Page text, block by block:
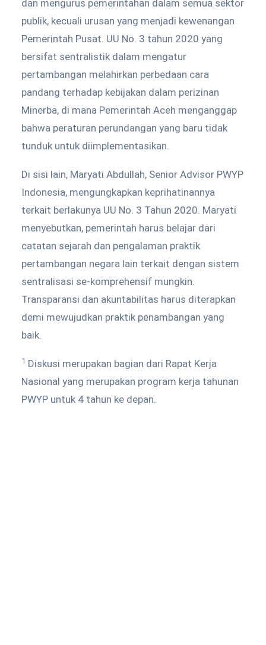
dan mengurus pemerintahan dalam semua sektor
publik, kecuali urusan yang menjadi kewenangan
Pemerintah Pusat. UU No. 3 tahun 2020 yang
bersifat sentralistik dalam mengatur
pertambangan melahirkan perbedaan cara
pandang terhadap kebijakan dalam perizinan
Minerba, di mana Pemerintah Aceh menganggap
bahwa peraturan perundangan yang baru tidak
tunduk untuk diimplementasikan.
Di sisi lain, Maryati Abdullah, Senior Advisor PWYP
Indonesia, mengungkapkan keprihatinannya
terkait berlakunya UU No. 3 Tahun 2020. Maryati
menyebutkan, pemerintah harus belajar dari
catatan sejarah dan pengalaman praktik
pertambangan negara lain terkait dengan sistem
sentralisasi se-komprehensif mungkin.
Transparansi dan akuntabilitas harus diterapkan
demi mewujudkan praktik penambangan yang
baik.
1 Diskusi merupakan bagian dari Rapat Kerja
Nasional yang merupakan program kerja tahunan
PWYP untuk 4 tahun ke depan.